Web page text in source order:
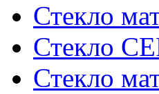
Стекло
Стекло
Стекло